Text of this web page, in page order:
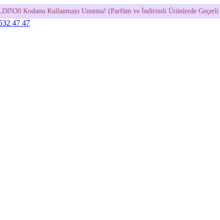
Unutma! (Parfüm ve İndirimli Ürünlerde Geçerli Değildir.) •
47 47